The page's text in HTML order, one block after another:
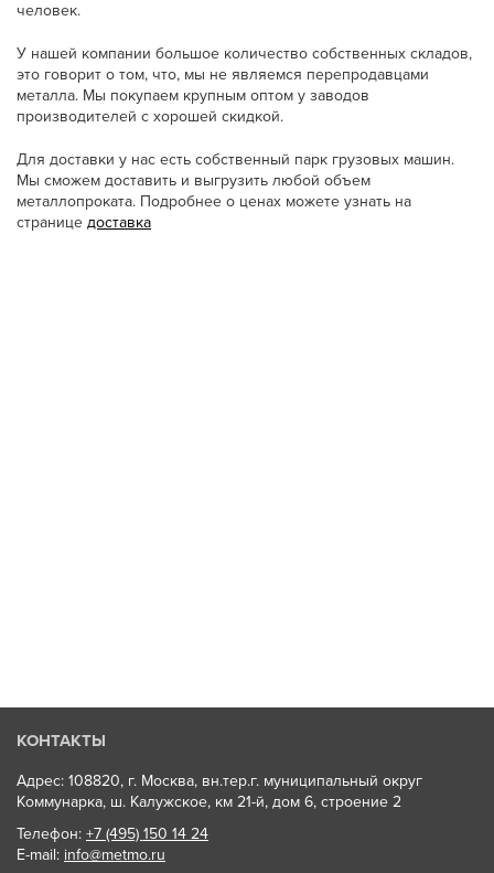
человек.
У нашей компании большое количество собственных складов,
это говорит о том, что, мы не являемся перепродавцами
металла. Мы покупаем крупным оптом у заводов
производителей с хорошей скидкой.
Для доставки у нас есть собственный парк грузовых машин.
Мы сможем доставить и выгрузить любой объем
металлопроката. Подробнее о ценах можете узнать на
страницедоставка
КОНТАКТЫ
Адрес: 108820, г. Москва, вн.тер.г. муниципальный округ
Коммунарка, ш. Калужское, км 21-й, дом 6, строение 2
Телефон: +7 (495) 150 14 24
E-mail: info@metmo.ru